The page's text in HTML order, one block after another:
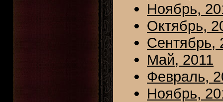
Ноябрь,
Октябрь,
Сентябрь,
Май, 2011
Февраль,
Ноябрь,